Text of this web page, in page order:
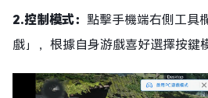
2.控制模式： 點擊手機端右側工具
戲」，根據自身游戲喜好選擇按鍵